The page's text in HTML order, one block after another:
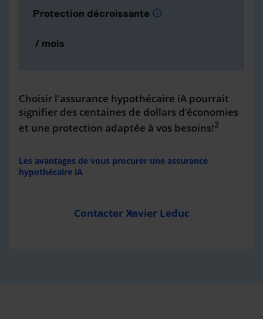
Protection décroissante info
/ mois
Choisir l'assurance hypothécaire iA pourrait
signifier des centaines de dollars d’économies
et une protection adaptée à vos besoins!2
Les avantages de vous procurer une assurance
hypothécaire iA
Contacter Xavier Leduc